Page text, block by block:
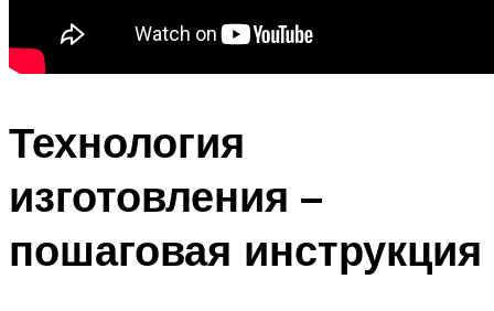
Технология
изготовления –
пошаговая инструкция